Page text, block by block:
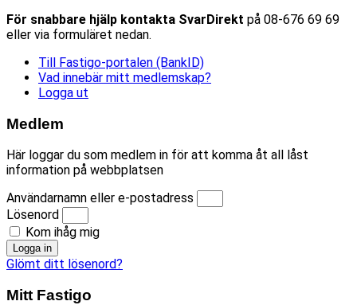
För snabbare hjälp kontakta SvarDirekt på 08-676 69 69
eller via formuläret nedan.
Till Fastigo-portalen (BankID)
Vad innebär mitt medlemskap?
Logga ut
Medlem
Här loggar du som medlem in för att komma åt all låst
information på webbplatsen
Användarnamn eller e-postadress
Lösenord
Kom ihåg mig
Logga in
Glömt ditt lösenord?
Mitt Fastigo